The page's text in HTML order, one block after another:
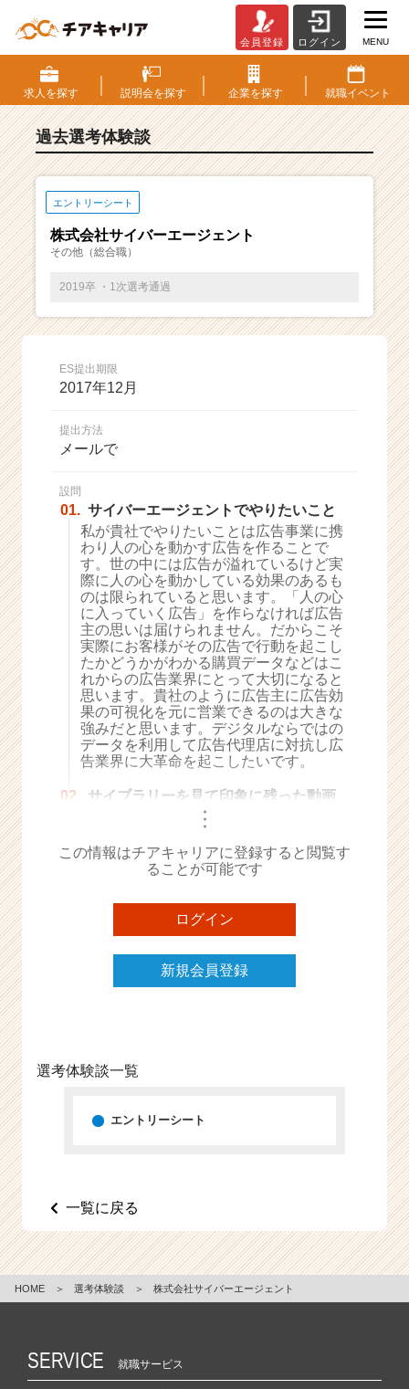
S・
選
考
験
ベ
チ
ー・
成
ト
が
届
く
就
活
サ
イ
ト
チ
ア
キ
ャ
リ
（C
e
r
r）
会員登録 ログイン MENU
求人を探す 説明会を探す 企業を探す 就職イベント
過去選考体験談
エントリーシート
株式会社サイバーエージェント
その他（総合職）
2019卒 ・1次選考通過
ES提出期限
2017年12月
提出方法
メールで
設問
01. サイバーエージェントでやりたいこと
私が貴社でやりたいことは広告事業に携
わり人の心を動かす広告を作ることで
す。世の中には広告が溢れているけど実
際に人の心を動かしている効果のあるも
のは限られていると思います。「人の心
に入っていく広告」を作らなければ広告
主の思いは届けられません。だからこそ
実際にお客様がその広告で行動を起こし
たかどうかがわかる購買データなどはこ
れからの広告業界にとって大切になると
思います。貴社のように広告主に広告効
果の可視化を元に営業できるのは大きな
強みだと思います。デジタルならではの
データを利用して広告代理店に対抗し広
告業界に大革命を起こしたいです。
02.
サイブラリーを見て印象に残った動画
・・・
この情報はチアキャリアに登録すると閲覧す
ることが可能です
ログイン
新規会員登録
選考体験談一覧
エントリーシート
一覧に戻る
HOME ＞ 選考体験談 ＞ 株式会社サイバーエージェント
SERVICE 就職サービス